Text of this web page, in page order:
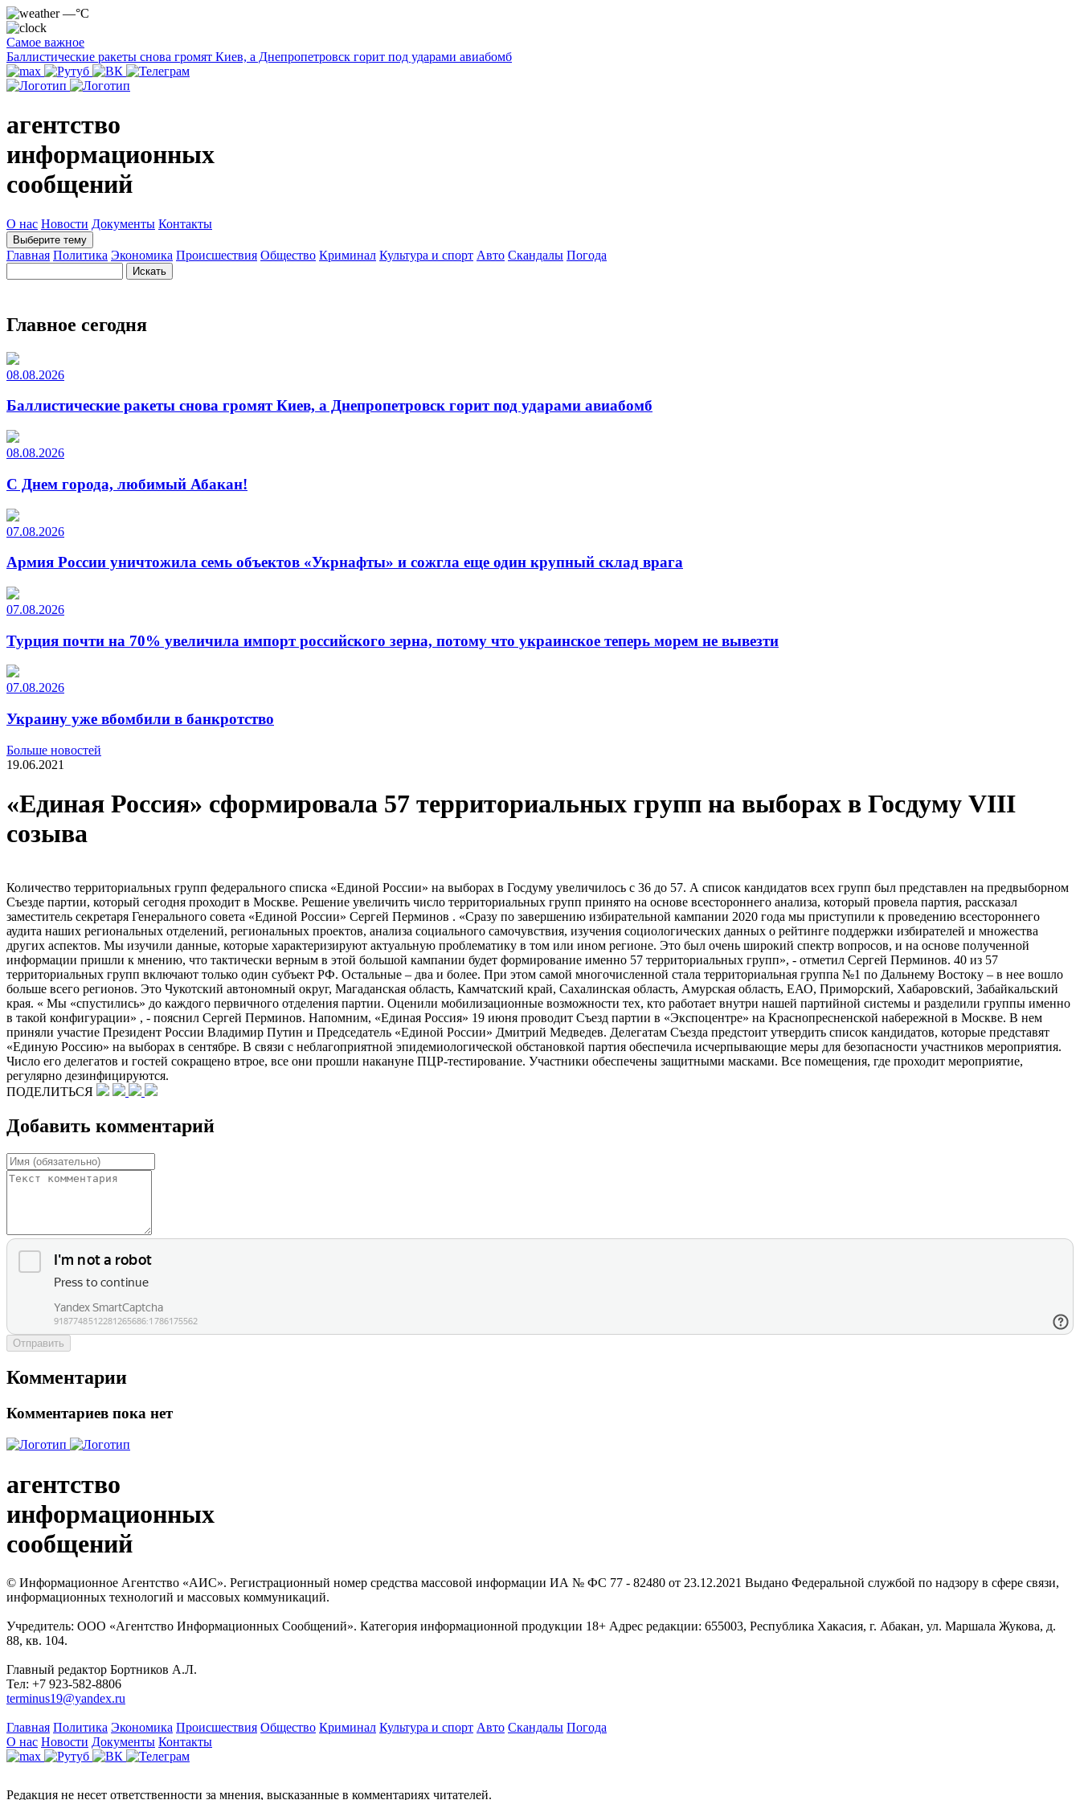
—°C
Самое важное
Баллистические ракеты снова громят Киев, а Днепропетровск горит под ударами авиабомб
агентство
информационных
сообщений
О нас Новости Документы Контакты
Выберите тему
Главная Политика Экономика Происшествия Общество Криминал Культура и спорт Авто Скандалы Погода
Главное сегодня
08.08.2026
Баллистические ракеты снова громят Киев, а Днепропетровск горит под ударами авиабомб
08.08.2026
С Днем города, любимый Абакан!
07.08.2026
Армия России уничтожила семь объектов «Укрнафты» и сожгла еще один крупный склад врага
07.08.2026
Турция почти на 70% увеличила импорт российского зерна, потому что украинское теперь морем не вывезти
07.08.2026
Украину уже вбомбили в банкротство
Больше новостей
19.06.2021
«Единая Россия» сформировала 57 территориальных групп на выборах в Госдуму VIII
созыва
Количество территориальных групп федерального списка «Единой России» на выборах в Госдуму увеличилось с 36 до 57. А список кандидатов всех групп был представлен на предвыборном
Съезде партии, который сегодня проходит в Москве. Решение увеличить число территориальных групп принято на основе всестороннего анализа, который провела партия, рассказал
заместитель секретаря Генерального совета «Единой России» Сергей Перминов . «Сразу по завершению избирательной кампании 2020 года мы приступили к проведению всестороннего
аудита наших региональных отделений, региональных проектов, анализа социального самочувствия, изучения социологических данных о рейтинге поддержки избирателей и множества
других аспектов. Мы изучили данные, которые характеризируют актуальную проблематику в том или ином регионе. Это был очень широкий спектр вопросов, и на основе полученной
информации пришли к мнению, что тактически верным в этой большой кампании будет формирование именно 57 территориальных групп», - отметил Сергей Перминов. 40 из 57
территориальных групп включают только один субъект РФ. Остальные – два и более. При этом самой многочисленной стала территориальная группа №1 по Дальнему Востоку – в нее вошло
больше всего регионов. Это Чукотский автономный округ, Магаданская область, Камчатский край, Сахалинская область, Амурская область, ЕАО, Приморский, Хабаровский, Забайкальский
края. « Мы «спустились» до каждого первичного отделения партии. Оценили мобилизационные возможности тех, кто работает внутри нашей партийной системы и разделили группы именно
в такой конфигурации» , - пояснил Сергей Перминов. Напомним, «Единая Россия» 19 июня проводит Съезд партии в «Экспоцентре» на Краснопресненской набережной в Москве. В нем
приняли участие Президент России Владимир Путин и Председатель «Единой России» Дмитрий Медведев. Делегатам Съезда предстоит утвердить список кандидатов, которые представят
«Единую Россию» на выборах в сентябре. В связи с неблагоприятной эпидемиологической обстановкой партия обеспечила исчерпывающие меры для безопасности участников мероприятия.
Число его делегатов и гостей сокращено втрое, все они прошли накануне ПЦР-тестирование. Участники обеспечены защитными масками. Все помещения, где проходит мероприятие,
регулярно дезинфицируются.
ПОДЕЛИТЬСЯ
Добавить комментарий
Отправить
Комментарии
Комментариев пока нет
агентство
информационных
сообщений
© Информационное Агентство «АИС». Регистрационный номер средства массовой информации ИА № ФС 77 - 82480 от 23.12.2021 Выдано Федеральной службой по надзору в сфере связи,
информационных технологий и массовых коммуникаций.
Учредитель: ООО «Агентство Информационных Сообщений». Категория информационной продукции 18+ Адрес редакции: 655003, Республика Хакасия, г. Абакан, ул. Маршала Жукова, д.
88, кв. 104.
Главный редактор Бортников А.Л.
Тел: +7 923-582-8806
terminus19@yandex.ru
Главная Политика Экономика Происшествия Общество Криминал Культура и спорт Авто Скандалы Погода
О нас Новости Документы Контакты
Редакция не несет ответственности за мнения, высказанные в комментариях читателей.